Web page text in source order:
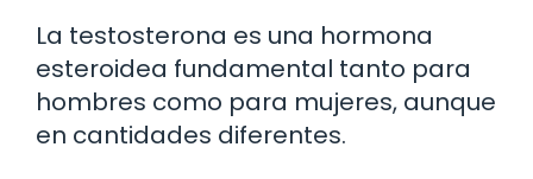
La testosterona es una hormona
esteroidea fundamental tanto para
hombres como para mujeres, aunque
en cantidades diferentes.